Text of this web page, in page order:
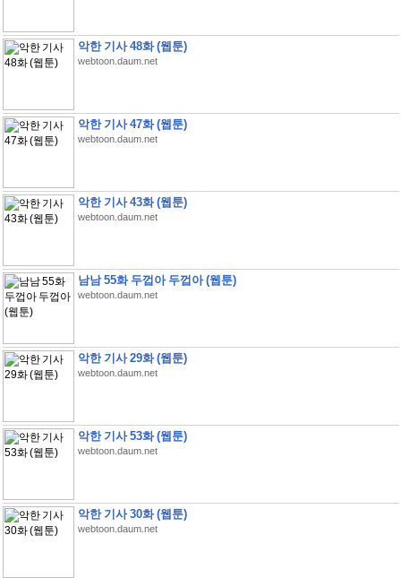
악한 기사 48화 (웹툰)
webtoon.daum.net
악한 기사 47화 (웹툰)
webtoon.daum.net
악한 기사 43화 (웹툰)
webtoon.daum.net
남남 55화 두껍아 두껍아 (웹툰)
webtoon.daum.net
악한 기사 29화 (웹툰)
webtoon.daum.net
악한 기사 53화 (웹툰)
webtoon.daum.net
악한 기사 30화 (웹툰)
webtoon.daum.net